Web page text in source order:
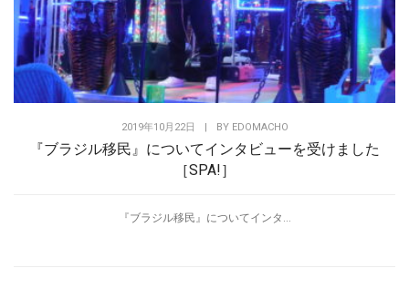
2019年10月22日 BY EDOMACHO
『ブラジル移民』についてインタビューを受けました
［SPA!］
『ブラジル移民』についてインタ...